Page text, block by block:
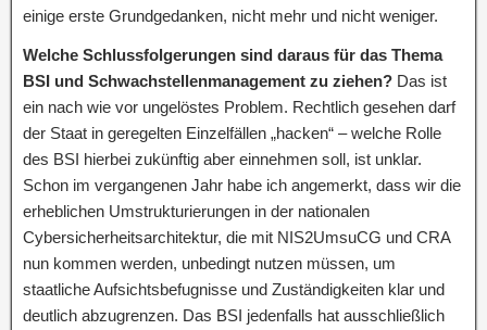
einige erste Grundgedanken, nicht mehr und nicht weniger.
Welche Schlussfolgerungen sind daraus für das Thema
BSI und Schwachstellenmanagement zu ziehen? Das ist
ein nach wie vor ungelöstes Problem. Rechtlich gesehen darf
der Staat in geregelten Einzelfällen „hacken“ – welche Rolle
des BSI hierbei zukünftig aber einnehmen soll, ist unklar.
Schon im vergangenen Jahr habe ich angemerkt, dass wir die
erheblichen Umstrukturierungen in der nationalen
Cybersicherheitsarchitektur, die mit NIS2UmsuCG und CRA
nun kommen werden, unbedingt nutzen müssen, um
staatliche Aufsichtsbefugnisse und Zuständigkeiten klar und
deutlich abzugrenzen. Das BSI jedenfalls hat ausschließlich